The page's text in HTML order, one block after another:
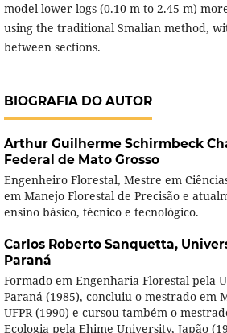
model lower logs (0.10 m to 2.45 m)
using the traditional Smalian method,
between sections.
BIOGRAFIA DO AUTOR
Arthur Guilherme Schirmbeck
Federal de Mato Grosso
Engenheiro Florestal, Mestre em
em Manejo Florestal de Precisão e
ensino básico, técnico e tecnológico.
Carlos Roberto Sanquetta,
Paraná
Formado em Engenharia Florestal pela
Paraná (1985), concluiu o mestrado em
UFPR (1990) e cursou também o
Ecologia pela Ehime University, Japão